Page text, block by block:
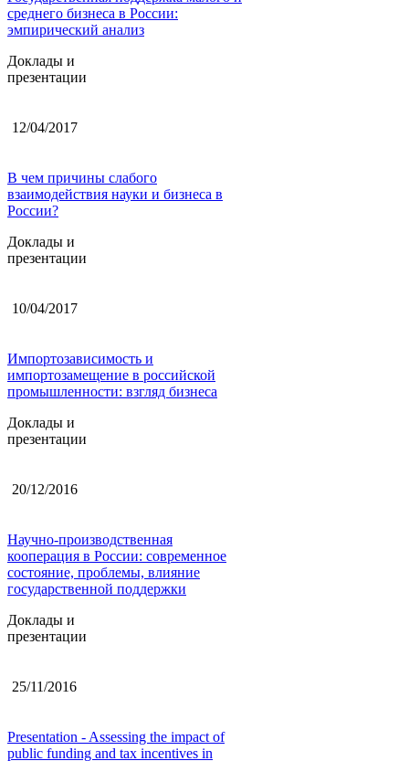
среднего бизнеса в России:
эмпирический анализ
Доклады и
презентации
12/04/2017
В чем причины слабого
взаимодействия науки и бизнеса в
России?
Доклады и
презентации
10/04/2017
Импортозависимость и
импортозамещение в российской
промышленности: взгляд бизнеса
Доклады и
презентации
20/12/2016
Научно-производственная
кооперация в России: современное
состояние, проблемы, влияние
государственной поддержки
Доклады и
презентации
25/11/2016
Presentation - Assessing the impact of
public funding and tax incentives in